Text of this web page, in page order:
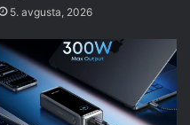
5. avgusta, 2026